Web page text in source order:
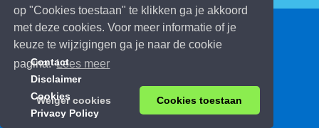
op "Cookies toestaan" te klikken ga je akkoord
met deze cookies. Voor meer informatie of je
keuze te wijzigingen ga je naar de cookie
pagina.Lees meer
Weiger cookies Cookies toestaan
© 2026 Kinderspelletjes.be
Contact
Disclaimer
Cookies
Privacy Policy